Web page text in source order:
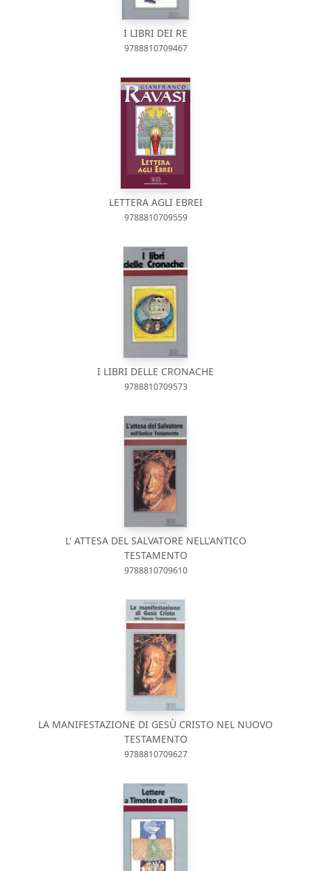
I LIBRI DEI RE
9788810709467
LETTERA AGLI EBREI
9788810709559
I LIBRI DELLE CRONACHE
9788810709573
L' ATTESA DEL SALVATORE NELL'ANTICO
TESTAMENTO
9788810709610
LA MANIFESTAZIONE DI GESÙ CRISTO NEL NUOVO
TESTAMENTO
9788810709627